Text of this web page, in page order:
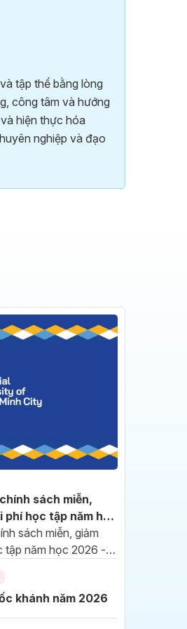
tập thể bằng lòng
công tâm và hướng
hiện thực hóa
nghiệp và đạo
IUH sơ kết 6
năm, phát động
hoàn thành nhiệm
2026
cột mốc 70 năm
và phát triển, Đảng
Đại học Công
TP.HCM (IUH) tiếp tục
phương thức lãnh đạo,
tinh thần đoàn kết để
2026
sách miễn,
học tập năm học
sách miễn, giảm
tập năm học 2026 -
khánh năm 2026